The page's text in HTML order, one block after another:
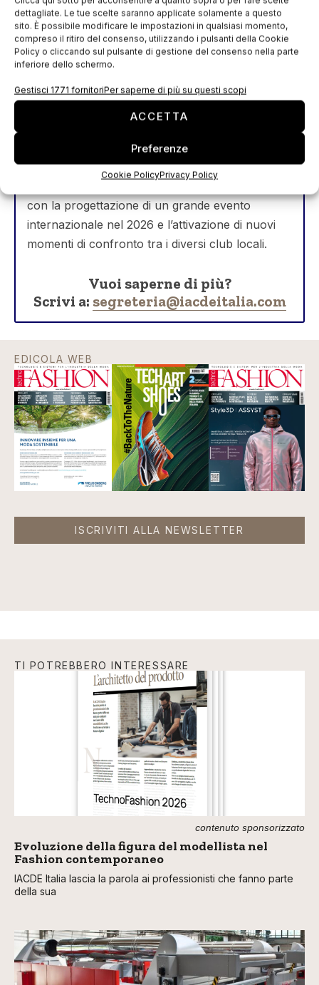
dettagliate. Le tue scelte saranno applicate solamente a questo
sito. È possibile modificare le impostazioni in qualsiasi momento,
compreso il ritiro del consenso, utilizzando i pulsanti della Cookie
Policy o cliccando sul pulsante di gestione del consenso nella parte
inferiore dello schermo.
Gestisci 1771 fornitoriPer saperne di più su questi scopi
ACCETTA
Preferenze
Cookie PolicyPrivacy Policy
competenza e la condivisione.
È attualmente aperta la campagna diiscrizioni a
IACDE Italia per il 2026 , un’opportunità per
in crescita, integrata in un network
internazionale che guarda con visione e
Parallelamente, IACDE è impegnata a livello
con la progettazione di un grande evento
internazionale nel 2026 e l’attivazione di nuovi
momenti di confronto tra i diversi club locali.
Vuoi saperne di più?
Scrivi a: segreteria@iacdeitalia.com
EDICOLA WEB
ISCRIVITI ALLA NEWSLETTER
TI POTREBBERO INTERESSARE
contenuto sponsorizzato
Evoluzione della figura del modellista nel
Fashion contemporaneo
IACDE Italia lascia la parola ai professionisti che fanno parte
della sua